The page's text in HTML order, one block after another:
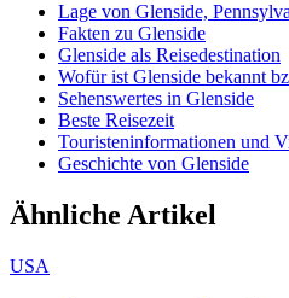
Lage von Glenside,
Fakten zu Glenside
Glenside als Reisedestination
Wofür ist Glenside bekannt
Sehenswertes in Glenside
Beste Reisezeit
Touristeninformationen und
Geschichte von Glenside
Ähnliche Artikel
USA